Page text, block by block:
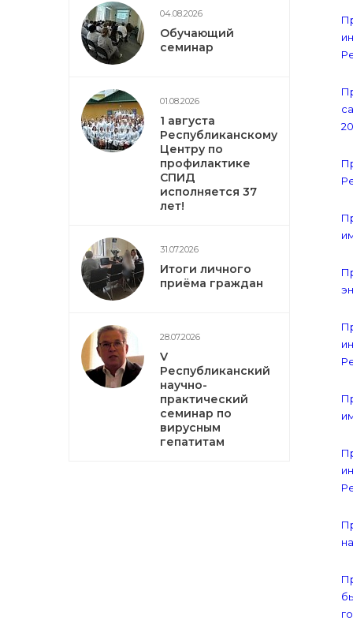
04.08.2026
Обучающий
семинар
01.08.2026
1 августа
Республиканскому
Центру по
профилактике
СПИД
исполняется 37
лет!
31.07.2026
Итоги личного
приёма граждан
28.07.2026
V
Республиканский
научно-
практический
семинар по
вирусным
гепатитам